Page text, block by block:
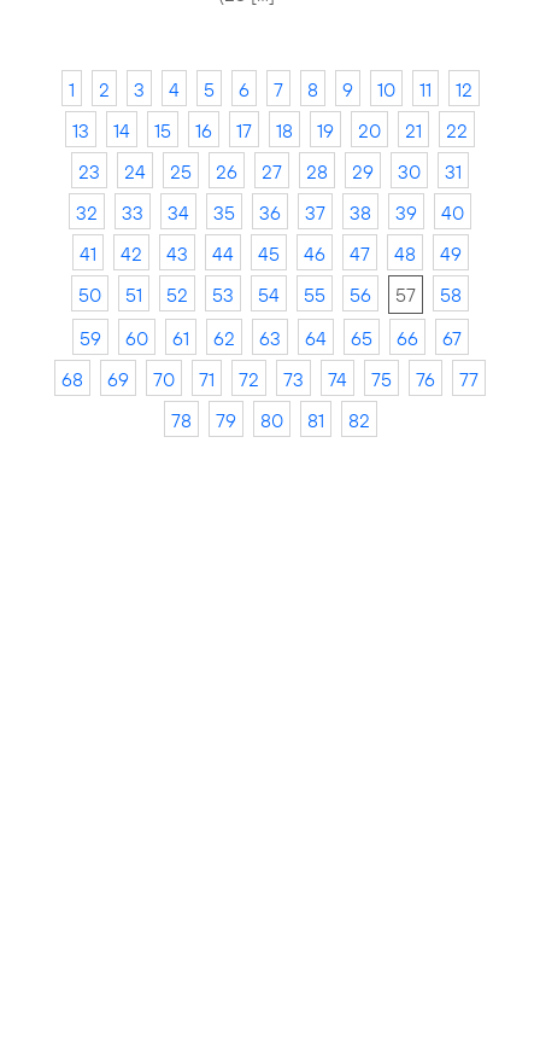
1 2 3 4 5 6 7 8 9 10 11
12
13
14 15 16 17 18 19 20 21
22
23
24 25 26 27 28 29 30
31
32
33 34 35 36 37 38 39
40
41
42 43 44 45 46 47 48
49
50
51 52 53 54 55 56 57
58
59
60 61 62 63 64 65 66
67
68
69 70 71 72 73 74 75 76
77
78
79 80 81 82